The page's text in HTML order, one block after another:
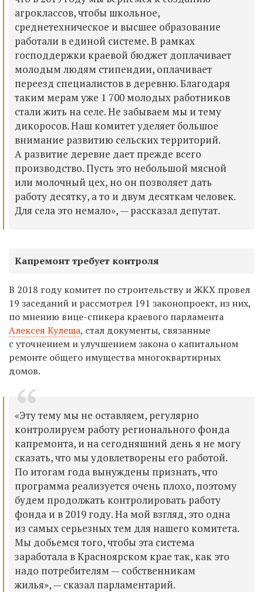
агроклассов, чтобы школьное,
среднетехническое и высшее образование
работали в единой системе. В рамках
господдержки краевой бюджет доплачивает
молодым людям стипендии, оплачивает
переезд специалистов в деревню. Благодаря
таким мерам уже 1 700 молодых работников
стали жить на селе. Не забываем мы и тему
дикоросов. Наш комитет уделяет большое
внимание развитию сельских территорий.
А развитие деревне дает прежде всего
производство. Пусть это небольшой мясной
или молочный цех, но он позволяет дать
работу десятку, а то и двум десяткам человек.
Для села это немало», — рассказал депутат.
Капремонт требует контроля
В 2018 году комитет по строительству и ЖКХ провел
19 заседаний и рассмотрел 191 законопроект, из них,
по мнению вице-спикера краевого парламента
Алексея Кулеша, стал документы, связанные
с уточнением и улучшением закона о капитальном
ремонте общего имущества многоквартирных
домов.
«Эту тему мы не оставляем, регулярно
контролируем работу регионального фонда
капремонта, и на сегодняшний день я не могу
сказать, что мы удовлетворены его работой.
По итогам года вынуждены признать, что
программа реализуется очень плохо, поэтому
будем продолжать контролировать работу
фонда и в 2019 году. На мой взгляд, это одна
из самых серьезных тем для нашего комитета.
Мы добьемся того, чтобы эта система
заработала в Красноярском крае так, как это
надо потребителям — собственникам
жилья», — сказал парламентарий.